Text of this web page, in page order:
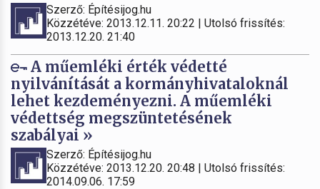
Szerző: Építésijog.hu
Közzétéve: 2013.12.11. 20:22 | Utolsó frissítés:
2013.12.20. 21:40
A műemléki érték védetté
nyilvánítását a kormányhivataloknál
lehet kezdeményezni. A műemléki
védettség megszüntetésének
szabályai »
Szerző: Építésijog.hu
Közzétéve: 2013.12.20. 20:48 | Utolsó frissítés:
2014.09.06. 17:59